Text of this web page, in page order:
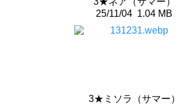
25/11/04 1.04 MB
3★ミソラ（サマー）